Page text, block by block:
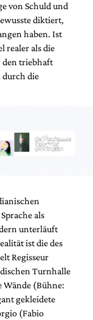
von Schuld und
diktiert,
haben. Ist
realer als die
den triebhaft
durch die
als
unterläuft
ist die des
Regisseur
Turnhalle
Wände (Bühne:
gekleidete
(Fabio